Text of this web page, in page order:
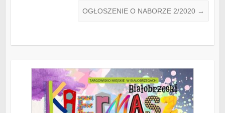
OGŁOSZENIE O NABORZE 2/2020 →